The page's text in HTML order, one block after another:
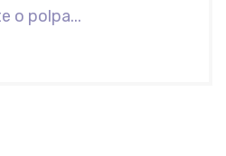
o polpa...